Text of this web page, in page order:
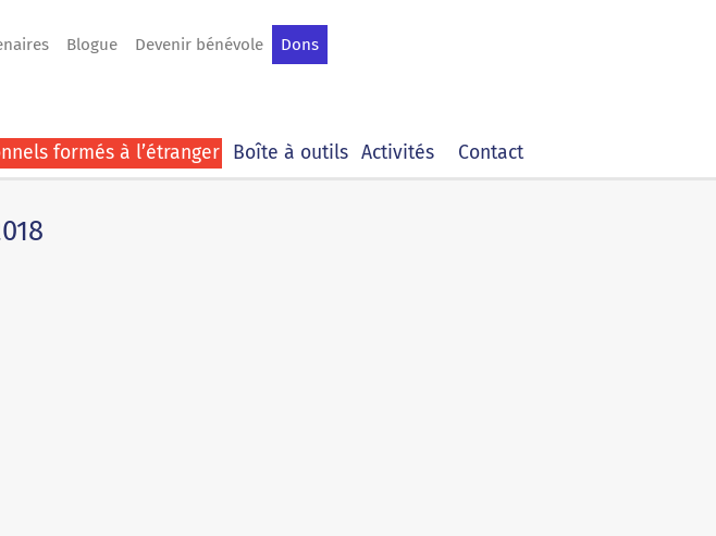
Blogue Devenir bénévole Dons
formés à l’étranger Boîte à outils Activités Contact